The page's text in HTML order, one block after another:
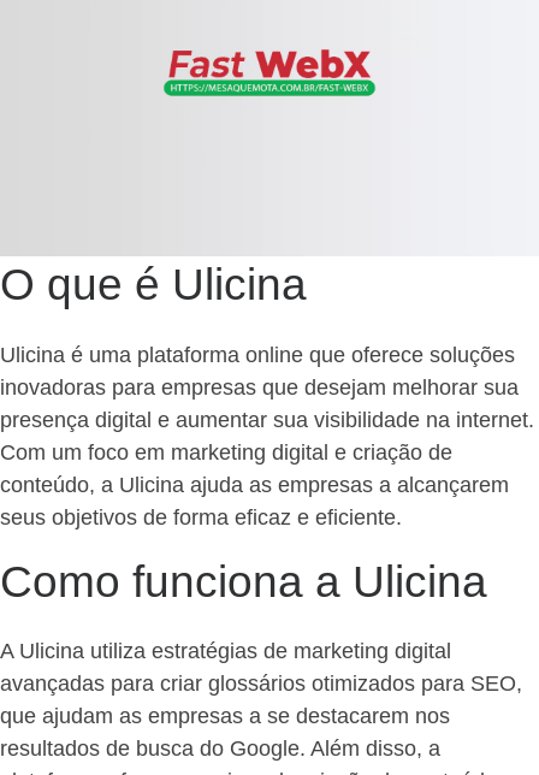
O que é Ulicina
Ulicina é uma plataforma online que oferece soluções
inovadoras para empresas que desejam melhorar sua
presença digital e aumentar sua visibilidade na internet.
Com um foco em marketing digital e criação de
conteúdo, a Ulicina ajuda as empresas a alcançarem
seus objetivos de forma eficaz e eficiente.
Como funciona a Ulicina
A Ulicina utiliza estratégias de marketing digital
avançadas para criar glossários otimizados para SEO,
que ajudam as empresas a se destacarem nos
resultados de busca do Google. Além disso, a